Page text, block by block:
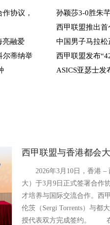
协议，
孙颖莎3-0胜朱
西甲联盟推出
亮融爱
中国男子马拉松
尔蒂纳举
西甲联盟发布
ASICS亚瑟士发
西甲联盟与香港都会
2026年3月10日，香港 –
大）于3月9日正式签署合作
才培养与国际交流合作。西
伦茨（Sergi Torrents）与都
授代表双方完成签约。 在